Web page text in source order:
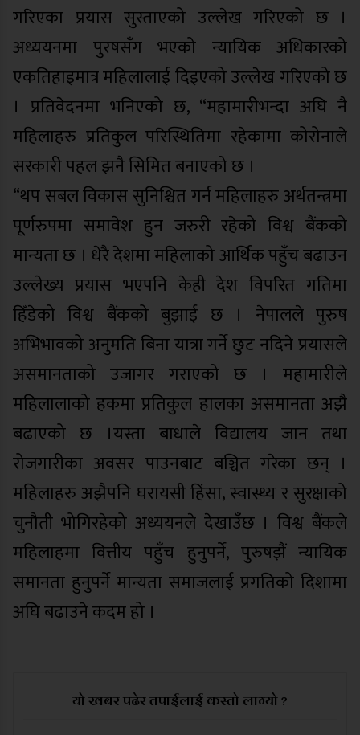
गरिएका प्रयास सुस्ताएको उल्लेख गरिएको छ ।
अध्ययनमा पुरषसँग भएको न्यायिक अधिकारको
एकतिहाइमात्र महिलालाई दिइएको उल्लेख गरिएको छ
। प्रतिवेदनमा भनिएको छ, “महामारीभन्दा अघि नै
महिलाहरु प्रतिकुल परिस्थितिमा रहेकामा कोरोनाले
सरकारी पहल झनै सिमित बनाएको छ ।
“थप सबल विकास सुनिश्चित गर्न महिलाहरु अर्थतन्त्रमा
पूर्णरुपमा समावेश हुन जरुरी रहेको विश्व बैंकको
मान्यता छ । धेरै देशमा महिलाको आर्थिक पहुँच बढाउन
उल्लेख्य प्रयास भएपनि केही देश विपरित गतिमा
हिँडेको विश्व बैंकको बुझाई छ । नेपालले पुरुष
अभिभावको अनुमति बिना यात्रा गर्ने छुट नदिने प्रयासले
असमानताको उजागर गराएको छ । महामारीले
महिलालाको हकमा प्रतिकुल हालका असमानता अझै
बढाएको छ ।यस्ता बाधाले विद्यालय जान तथा
रोजगारीका अवसर पाउनबाट बञ्चित गरेका छन् ।
महिलाहरु अझैपनि घरायसी हिंसा, स्वास्थ्य र सुरक्षाको
चुनौती भोगिरहेको अध्ययनले देखाउँछ । विश्व बैंकले
महिलाहमा वित्तीय पहुँच हुनुपर्ने, पुरुषझैं न्यायिक
समानता हुनुपर्ने मान्यता समाजलाई प्रगतिको दिशामा
अघि बढाउने कदम हो ।
यो खबर पढेर तपाईलाई कस्तो लाग्यो ?